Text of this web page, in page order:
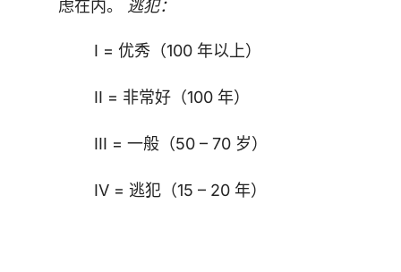
虑在内。 逃犯：
I = 优秀（100 年以上）
II = 非常好（100 年）
III = 一般（50 – 70 岁）
IV = 逃犯（15 – 20 年）